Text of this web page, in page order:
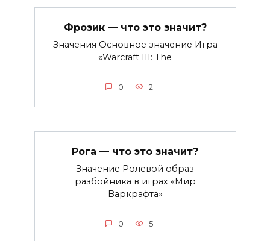
Фрозик — что это значит?
Значения Основное значение Игра
«Warcraft III: The
0 2
Рога — что это значит?
Значение Ролевой образ
разбойника в играх «Мир
Варкрафта»
0 5